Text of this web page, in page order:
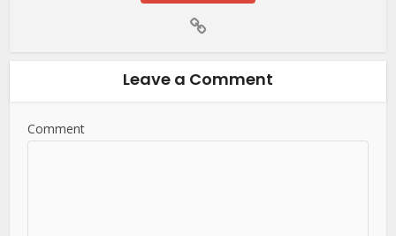
Leave a Comment
Comment